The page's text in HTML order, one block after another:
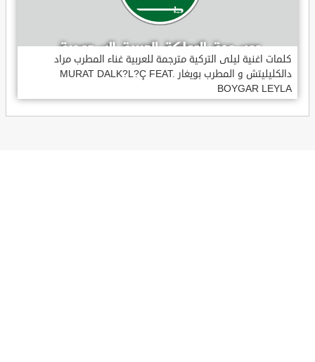
كلمات اغنية ليلى التركية مترجمة للعربية غناء المطرب مراد
دالكليليتش و المطرب بويغار MURAT DALK?L?Ç FEAT.
BOYGAR LEYLA